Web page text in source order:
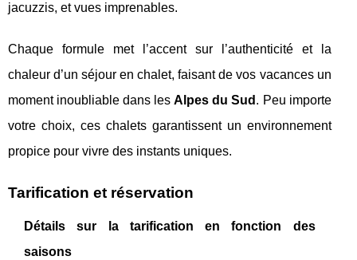
jacuzzis, et vues imprenables.
Chaque formule met l’accent sur l’authenticité et la
chaleur d’un séjour en chalet, faisant de vos vacances un
moment inoubliable dans lesAlpes du Sud . Peu importe
votre choix, ces chalets garantissent un environnement
propice pour vivre des instants uniques.
Tarification et réservation
Détails sur la tarification en fonction des
saisons